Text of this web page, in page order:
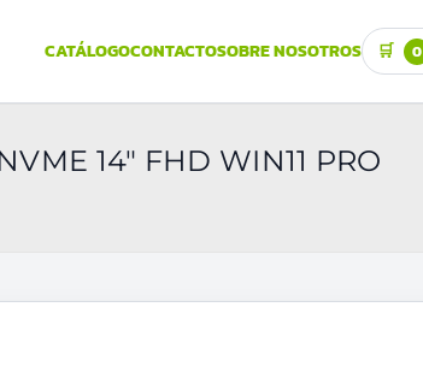
CATÁLOGOCONTACTOSOBRE NOSOTROS 🛒 0
14" FHD WIN11 PRO